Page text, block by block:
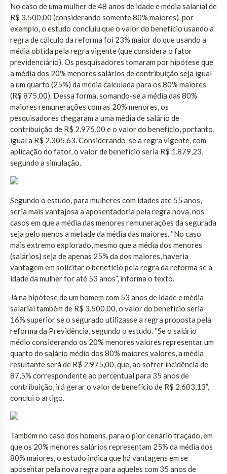
No caso de uma mulher de 48 anos de idade e média salarial de
R$ 3.500,00 (considerando somente 80% maiores), por
exemplo, o estudo concluiu que o valor do benefício usando a
regra de cálculo da reforma foi 23% maior do que usando a
média obtida pela regra vigente (que considera o fator
previdenciário). Os pesquisadores tomaram por hipótese que
a média dos 20% menores salários de contribuição seja igual
a um quarto (25%) da média calculada para os 80% maiores
(R$ 875,00). Dessa forma, somando-se a média das 80%
maiores remunerações com as 20% menores, os
pesquisadores chegaram a uma média de salário de
contribuição de R$ 2.975,00 e o valor do benefício, portanto,
igual a R$ 2.305,63. Considerando-se a regra vigente, com
aplicação do fator, o valor de benefício seria R$ 1.879,23,
segundo a simulação.
Segundo o estudo, para mulheres com idades até 55 anos,
seria mais vantajosa a aposentadoria pela regra nova, nos
casos em que a média das menores remunerações da segurada
seja pelo menos a metade da média das maiores. “No caso
mais extremo explorado, mesmo que a média dos menores
(salários) seja de apenas 25% da dos maiores, haveria
vantagem em solicitar o benefício pela regra da reforma se a
idade da mulher for até 53 anos”, informa o texto.
Já na hipótese de um homem com 53 anos de idade e média
salarial também de R$ 3.500,00, o valor do benefício seria
16% superior se o segurado utilizasse a regra proposta pela
reforma da Previdência, segundo o estudo. “Se o salário
médio considerando os 20% menores valores representar um
quarto do salário médio dos 80% maiores valores, a média
resultante será de R$ 2.975,00, que, ao sofrer incidência de
87,5% correspondente ao percentual para 35 anos de
contribuição, irá gerar o valor de benefício de R$ 2.603,13”,
conclui o artigo.
Também no caso dos homens, para o pior cenário traçado, em
que os 20% menores salários representam 25% da média dos
80% maiores, o estudo indica que há vantagens em se
aposentar pela nova regra para aqueles com 35 anos de